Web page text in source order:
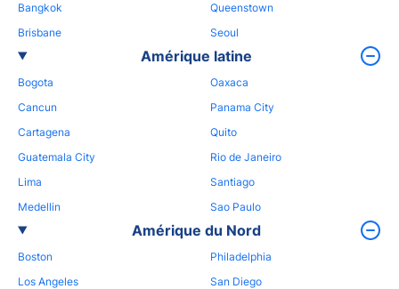
Bangkok
Brisbane
Queenstown
Seoul
Amérique latine
Bogota
Cancun
Cartagena
Guatemala City
Lima
Medellin
Oaxaca
Panama City
Quito
Rio de Janeiro
Santiago
Sao Paulo
Amérique du Nord
Boston
Los Angeles
Philadelphia
San Diego